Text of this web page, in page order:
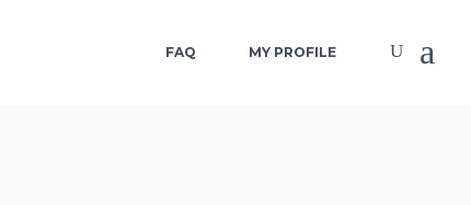
FAQ MY PROFILE